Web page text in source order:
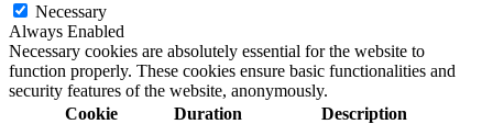
Necessary
Always Enabled
Necessary cookies are absolutely essential for the website to
function properly. These cookies ensure basic functionalities and
security features of the website, anonymously.
Cookie
Duration Description